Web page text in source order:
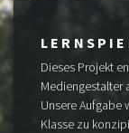
Dieses Projekt
Mediengestalter
Unsere Aufgabe
Klasse zu